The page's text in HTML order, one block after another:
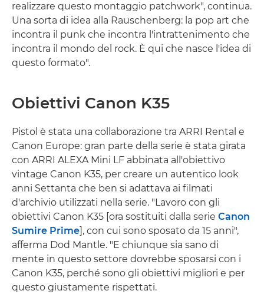
realizzare questo montaggio patchwork", continua.
Una sorta di idea alla Rauschenberg: la pop art che
incontra il punk che incontra l'intrattenimento che
incontra il mondo del rock. È qui che nasce l'idea di
questo formato".
Obiettivi Canon K35
Pistol è stata una collaborazione tra ARRI Rental e
Canon Europe: gran parte della serie è stata girata
con ARRI ALEXA Mini LF abbinata all'obiettivo
vintage Canon K35, per creare un autentico look
anni Settanta che ben si adattava ai filmati
d'archivio utilizzati nella serie. "Lavoro con gli
obiettivi Canon K35 [ora sostituiti dalla serie Canon
Sumire Prime ], con cui sono sposato da 15 anni",
afferma Dod Mantle. "E chiunque sia sano di
mente in questo settore dovrebbe sposarsi con i
Canon K35, perché sono gli obiettivi migliori e per
questo giustamente rispettati.